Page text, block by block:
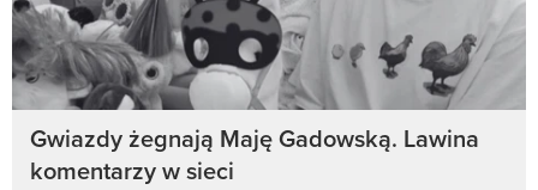
Gwiazdy żegnają Maję Gadowską. Lawina
komentarzy w sieci